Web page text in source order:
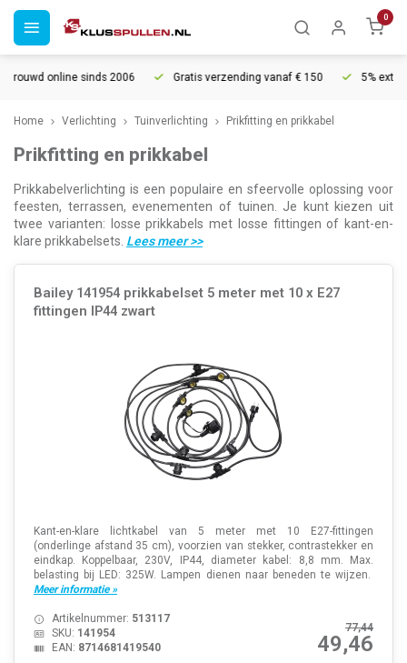
0
sinds 2006 Gratis verzending vanaf € 150 5% extra korting
Home Verlichting Tuinverlichting Prikfitting en prikkabel
Prikfitting en prikkabel
Prikkabelverlichting is een populaire en sfeervolle oplossing voor
feesten, terrassen, evenementen of tuinen. Je kunt kiezen uit
twee varianten: losse prikkabels met losse fittingen of kant-en-
klare prikkabelsets. Lees meer>>
Bailey 141954 prikkabelset 5 meter met 10 x E27
fittingen IP44 zwart
Kant-en-klare lichtkabel van 5 meter met 10 E27-fittingen
(onderlinge afstand 35 cm), voorzien van stekker, contrastekker en
eindkap. Koppelbaar, 230V, IP44, diameter kabel: 8,8 mm. Max.
belasting bij LED: 325W. Lampen dienen naar beneden te wijzen.
Meer informatie »
77,44
49,46
Artikelnummer: 513117
SKU: 141954
EAN: 8714681419540